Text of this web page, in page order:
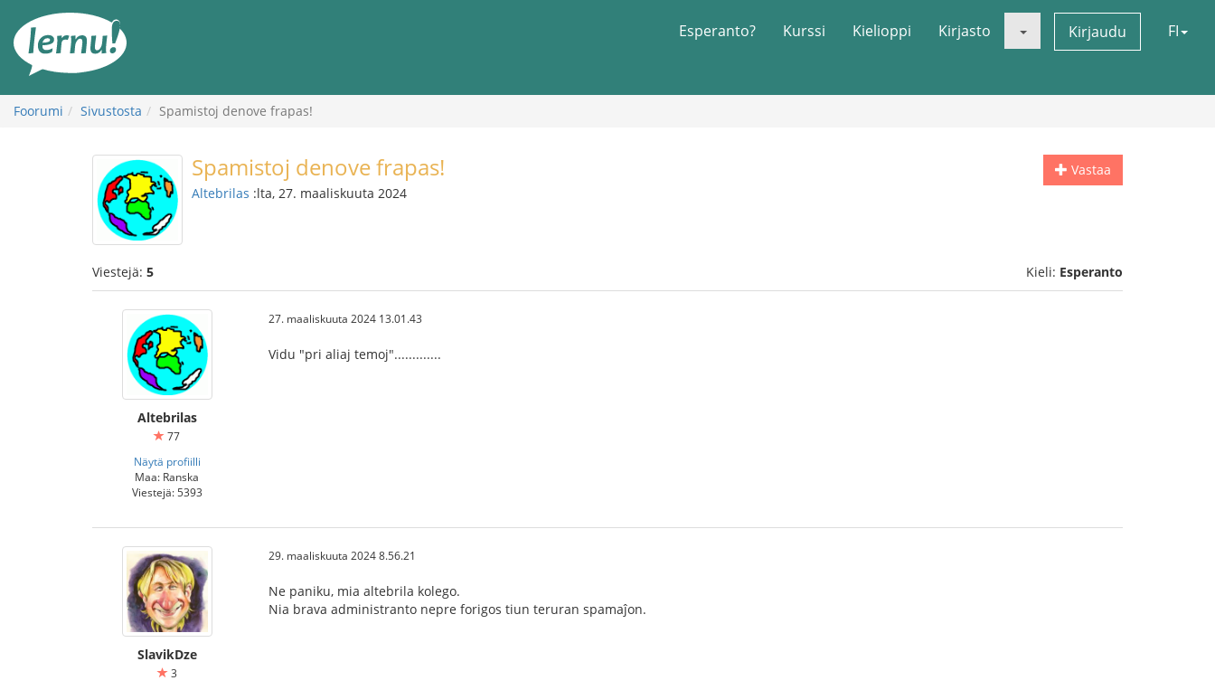
sisältöön
Esperanto? Kurssi Kielioppi Kirjasto Kirjaudu FI
Foorumi Sivustosta Spamistoj denove frapas!
Vastaa
Spamistoj denove frapas!
Altebrilas :lta, 27. maaliskuuta 2024
Viestejä: 5 Kieli: Esperanto
Altebrilas
77
Näytä profiilli
Maa: Ranska
Viestejä: 5393
27. maaliskuuta 2024 13.01.43
Vidu "pri aliaj temoj".............
SlavikDze
3
29. maaliskuuta 2024 8.56.21
Ne paniku, mia altebrila kolego.
Nia brava administranto nepre forigos tiun teruran spamaĵon.